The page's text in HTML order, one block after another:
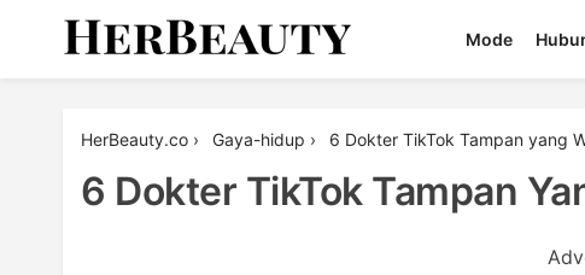
Mode
HerBeauty.co › Gaya-hidup › 6 Dokter TikTok Tampan yang
6 Dokter TikTok Tampan